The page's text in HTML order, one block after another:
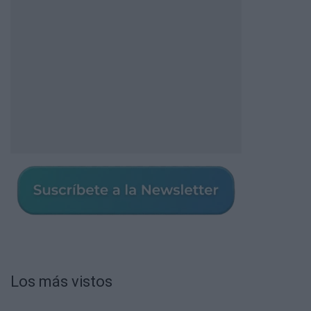
Los más vistos